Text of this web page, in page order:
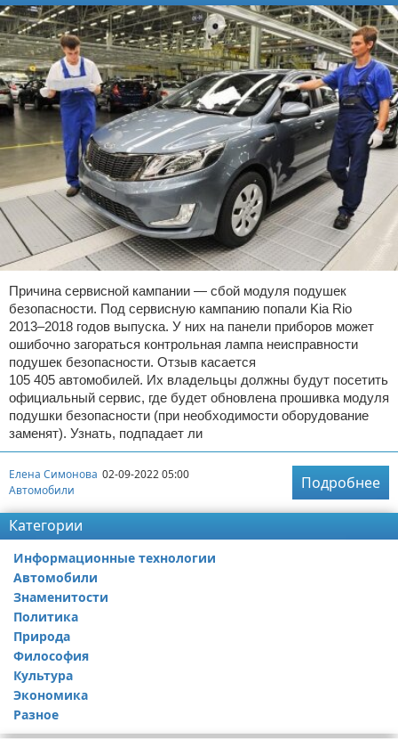
Причина сервисной кампании — сбой модуля подушек
безопасности. Под сервисную кампанию попали Kia Rio
2013–2018 годов выпуска. У них на панели приборов может
ошибочно загораться контрольная лампа неисправности
подушек безопасности. Отзыв касается
105 405 автомобилей. Их владельцы должны будут посетить
официальный сервис, где будет обновлена прошивка модуля
подушки безопасности (при необходимости оборудование
заменят). Узнать, подпадает ли
Елена Симонова 02-09-2022 05:00
Автомобили
Подробнее
Категории
Информационные технологии
Автомобили
Знаменитости
Политика
Природа
Философия
Культура
Экономика
Разное